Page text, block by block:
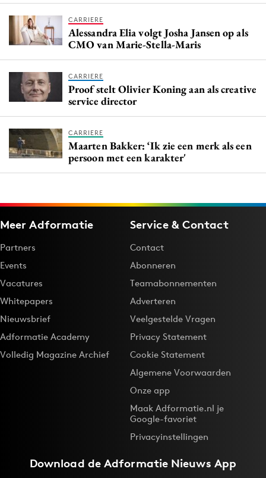
CARRIERE
Alessandra Elia volgt Josha Jansen op als
CMO van Marie-Stella-Maris
CARRIERE
Proof stelt Olivier Koning aan als creative
service director
CARRIERE
Maarten Bakker: ‘Ik zie een merk als een
persoon met een karakter'
Meer Adformatie
Partners
Events
Vacatures
Whitepapers
Nieuwsbrief
Adformatie Academy
Volledig Magazine Archief
Service & Contact
Contact
Abonneren
Teamabonnementen
Adverteren
Veelgestelde Vragen
Privacy Statement
Cookie Statement
Algemene Voorwaarden
Onze app
Maak Adformatie.nl je
Google-favoriet
Privacyinstellingen
Download deAdformatie Nieuws App